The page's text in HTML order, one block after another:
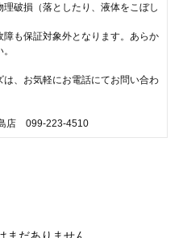
破損（落としたり、液体をこぼし
も保証対象外となります。あらか
、お気軽にお電話にてお問い合わ
店 099-223-4510
だありません。